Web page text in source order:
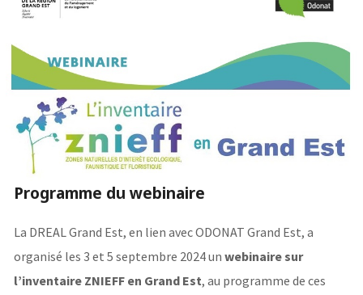
Programme du webinaire
La DREAL Grand Est, en lien avec ODONAT Grand Est, a
organisé les 3 et 5 septembre 2024 unwebinaire sur
l’inventaire ZNIEFF en Grand Est, au programme de ces